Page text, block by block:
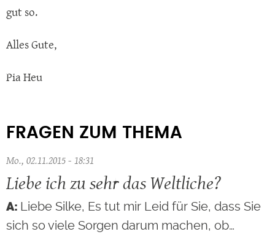
gut so.
Alles Gute,
Pia Heu
FRAGEN ZUM THEMA
Mo., 02.11.2015 - 18:31
Liebe ich zu sehr das Weltliche?
Liebe Silke, Es tut mir Leid für Sie, dass Sie
sich so viele Sorgen darum machen, ob…